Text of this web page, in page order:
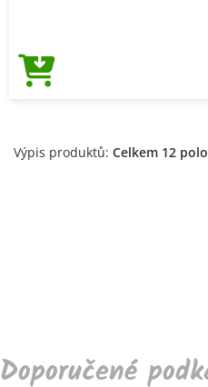
Výpis produktů: Celkem 12
Doporučené